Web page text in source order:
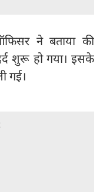
ने बताया की
शुरू हो गया। इसके
गई।